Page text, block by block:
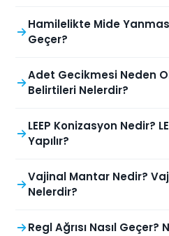
Hamilelikte Mide
Geçer?
Adet Gecikmesi Neden
Belirtileri Nelerdir?
LEEP Konizasyon Nedir?
Yapılır?
Vajinal Mantar Nedir?
Nelerdir?
Regl Ağrısı Nasıl Geçer?